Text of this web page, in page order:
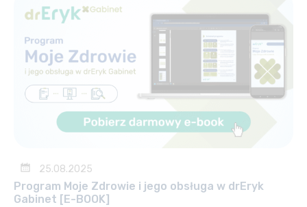
25.08.2025
Program Moje Zdrowie i jego obsługa w drEryk
Gabinet [E-BOOK]